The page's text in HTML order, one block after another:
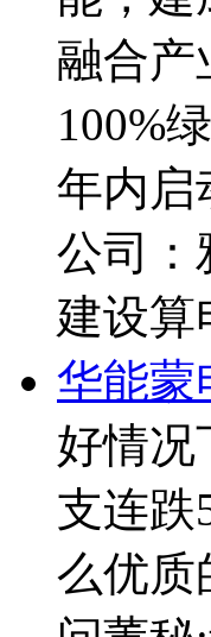
融合产
100%
年内启
公司：
建设算
华能蒙
好情况
支连跌
么优质